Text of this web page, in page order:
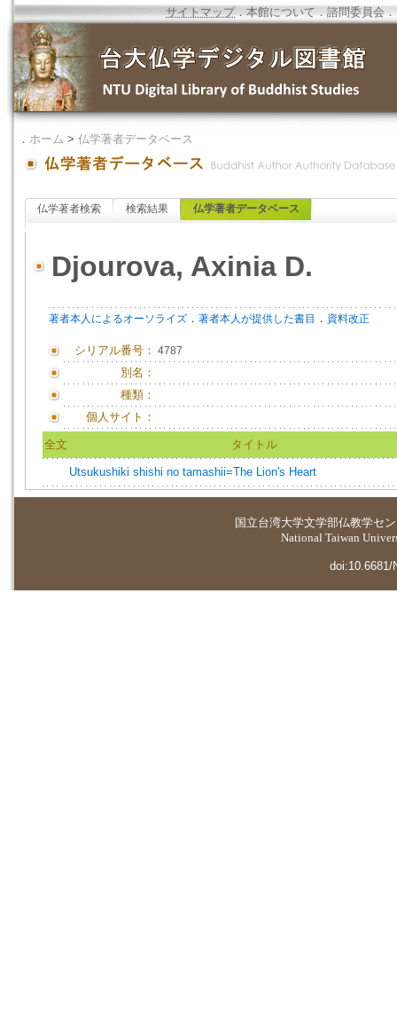
サイトマップ．本館について ．諮問委員会 ．
． ホーム > 仏学著者データベース
仏学著者検索 検索結果 仏学著者データベース
Djourova, Axinia D.
著者本人によるオーソライズ ． 著者本人が提供した書目 ． 資料改正
シリアル番号： 4787
別名：
種類：
個人サイト：
全文 タイトル
Utsukushiki shishi no tamashii=The Lion's Heart
国立台湾大学文学部仏教学セ
National Taiwan
doi:10.6681/